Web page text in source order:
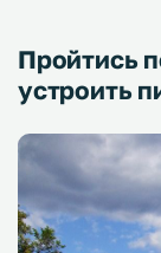
Пройтись
устроить